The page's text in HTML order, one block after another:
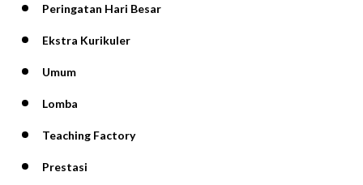
Peringatan Hari Besar
Ekstra Kurikuler
Umum
Lomba
Teaching Factory
Prestasi